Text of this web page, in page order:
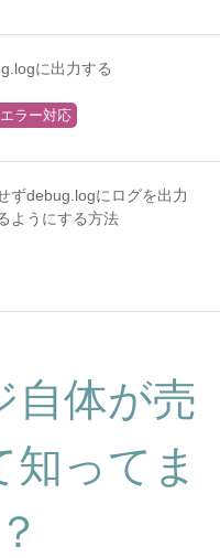
に出力する
ラー対応
ずdebug.logにログを出力
ようにする方法
自体が売
知ってま